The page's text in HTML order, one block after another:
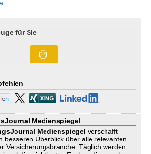
für Sie
Medienspiegel
Medienspiegel verschafft
besseren Überblick über alle relevanten
Versicherungsbranche. Täglich werden